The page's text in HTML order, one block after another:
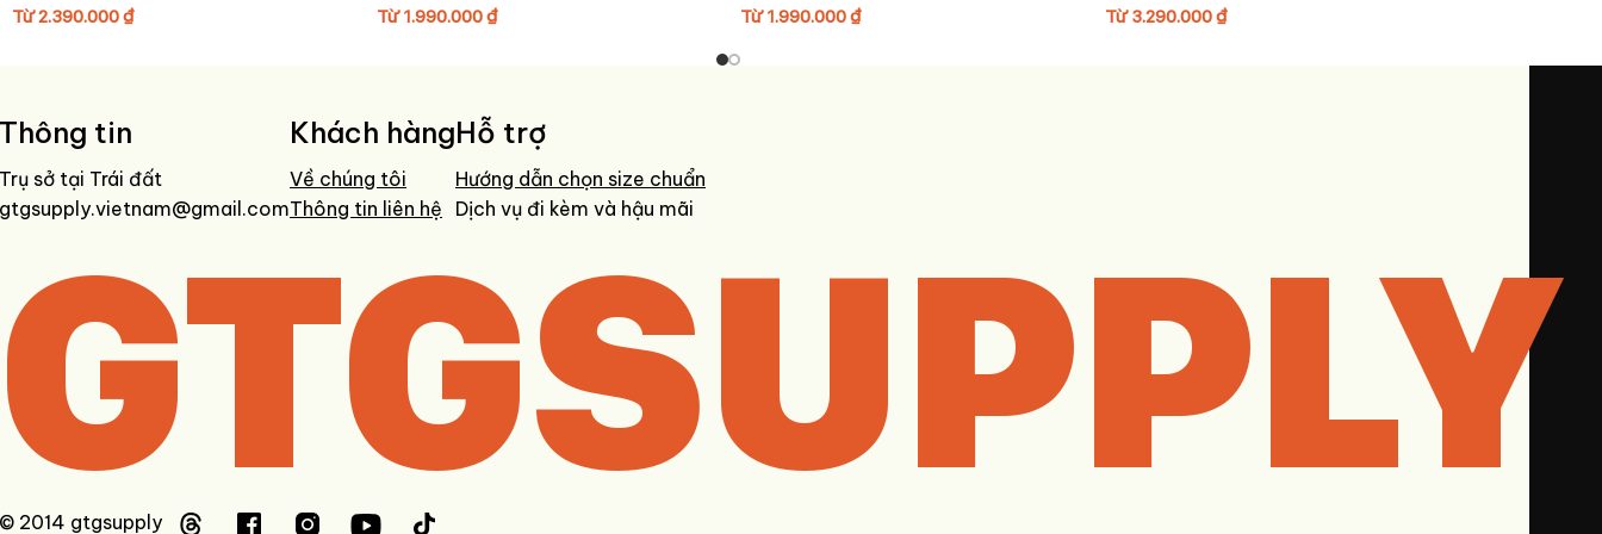
Từ2.390.000₫ Từ1.990.000₫ Từ1.990.000₫ Từ3.290.000₫
Thông tin
Trụ sở tại Trái đất
gtgsupply.vietnam@gmail.com
Khách hàng
Về chúng tôi
Thông tin liên hệ
Hỗ trợ
Hướng dẫn chọn size chuẩn
Dịch vụ đi kèm và hậu mãi
GTGSUPPLY
© 2014 gtgsupply